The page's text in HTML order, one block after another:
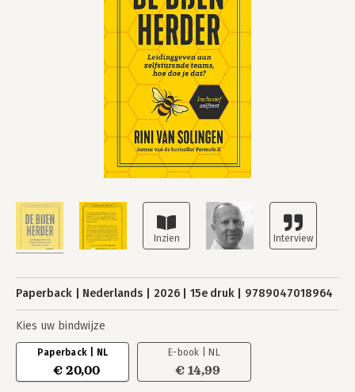
Paperback Nederlands 2026 15e druk 9789047018964
Kies uw bindwijze
Paperback | NL
€ 20,00
E-book | NL
€ 14,99